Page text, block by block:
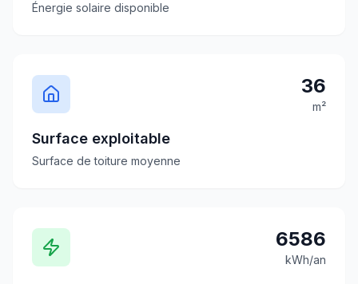
Énergie solaire disponible
36
m²
Surface exploitable
Surface de toiture moyenne
6586
kWh/an